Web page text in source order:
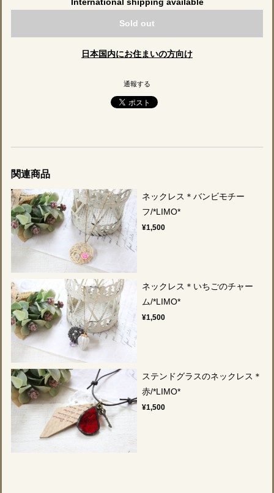
Sold out
日本国内にお住まいの方向け
通報する
関連商品
ネックレス＊バンビモチー
フ/*LIMO*
¥1,500
ネックレス＊いちごのチャー
ム/*LIMO*
¥1,500
ステンドグラスのネックレス＊
赤/*LIMO*
¥1,500